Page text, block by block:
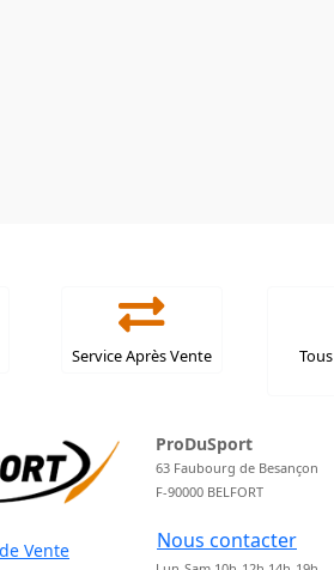
Service Après Vente
Vente
ProDuSport
63 Faubourg de Besançon
F-90000 BELFORT
Nous contacter